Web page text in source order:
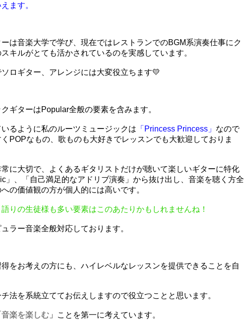
ます。
は音楽大学で学び、現在ではレストランでのBGM系演奏仕事にク
キルがとても活かされているのを実感しています。
ロギター、アレンジには大変役立ちます💛
ギターはPopular全般の要素を含みます。
るように私のルーツミュージックは 「Princess Princess」 なので
POPなもの、歌ものも大好きでレッスンでも大歓迎しておりま
に大切で、よくあるギタリストだけが聴いて楽しいギターに特化
」、「自己満足的なアドリブ演奏」から抜け出し、音楽を聴く方全
の価値観の方が個人的には高いです。
りの生徒様も多い要素はこのあたりかもしれませんね！
ラー音楽全般対応しております。
をお考えの方にも、ハイレベルなレッスンを提供できることを自
法を系統立ててお伝えしますので役立つことと思います。
音楽を楽しむ」 ことを第一に考えています。